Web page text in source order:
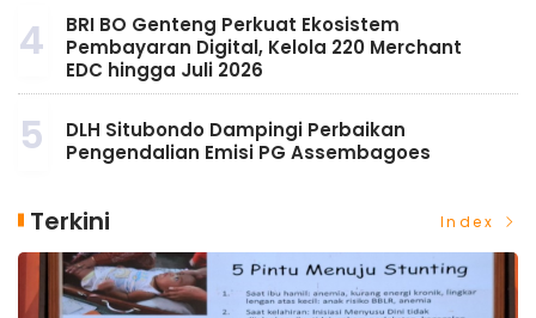
4
BRI BO Genteng Perkuat Ekosistem
Pembayaran Digital, Kelola 220 Merchant
EDC hingga Juli 2026
5
DLH Situbondo Dampingi Perbaikan
Pengendalian Emisi PG Assembagoes
Terkini Index